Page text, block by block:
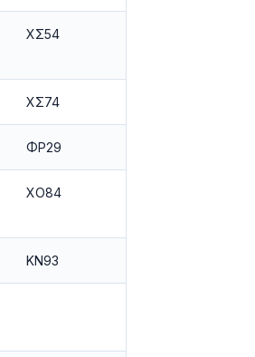
ΧΣ54
ΧΣ74
ΦΡ29
ΧΟ84
ΚΝ93